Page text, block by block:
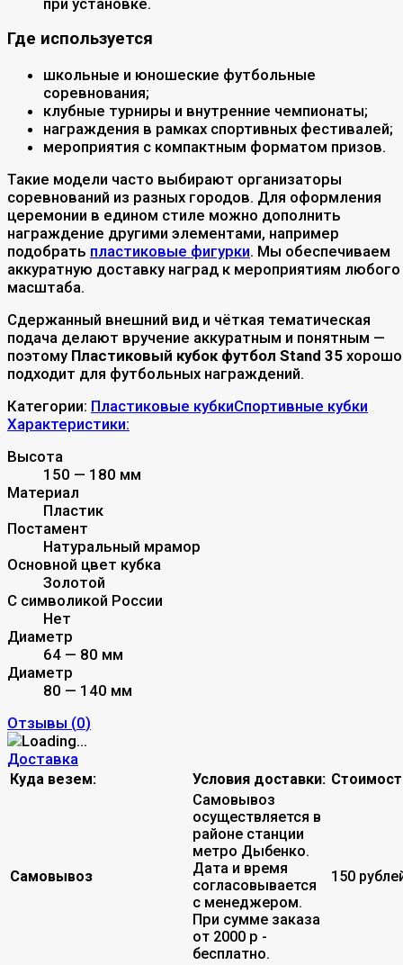
Где используется
школьные и юношеские футбольные
соревнования;
клубные турниры и внутренние чемпионаты;
награждения в рамках спортивных фестивалей;
мероприятия с компактным форматом призов.
Такие модели часто выбирают организаторы
соревнований из разных городов. Для оформления
церемонии в едином стиле можно дополнить
награждение другими элементами, например
подобрать пластиковые фигурки. Мы обеспечиваем
аккуратную доставку наград к мероприятиям любого
масштаба.
Сдержанный внешний вид и чёткая тематическая
подача делают вручение аккуратным и понятным —
поэтому Пластиковый кубок футбол Stand 35 хорошо
подходит для футбольных награждений.
Категории: Пластиковые кубкиСпортивные кубки
Характеристики:
Высота
150 — 180 мм
Материал
Пластик
Постамент
Натуральный мрамор
Основной цвет кубка
Золотой
С символикой России
Нет
Диаметр
64 — 80 мм
Диаметр
80 — 140 мм
Отзывы (0)
Доставка
Куда везем: Условия доставки:
Самовывоз
Самовывоз
осуществляется в
районе станции
метро Дыбенко.
Дата и время
согласовывается
с менеджером.
При сумме заказа
от 2000 р -
бесплатно.
150